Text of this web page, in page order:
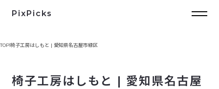
PixPicks
TOP椅子工房はしもと | 愛知県名古屋市緑区
椅子工房はしもと | 愛知県名古屋